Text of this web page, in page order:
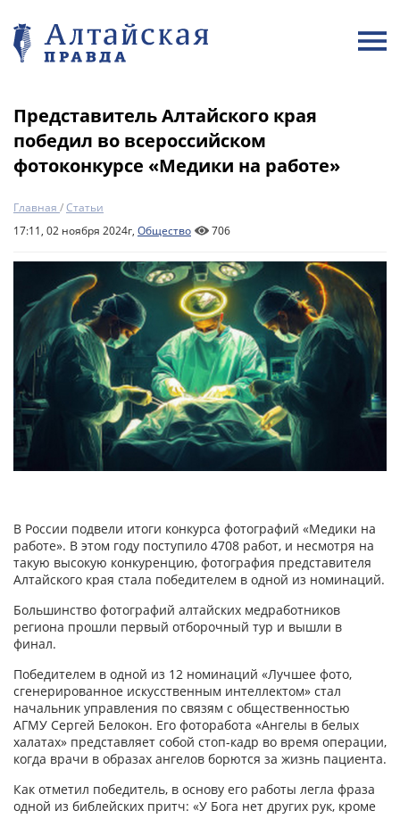
Представитель Алтайского края
победил во всероссийском
фотоконкурсе «Медики на работе»
Главная /Статьи
17:11, 02 ноября 2024г, Общество 706
В России подвели итоги конкурса фотографий «Медики на
работе». В этом году поступило 4708 работ, и несмотря на
такую высокую конкуренцию, фотография представителя
Алтайского края стала победителем в одной из номинаций.
Большинство фотографий алтайских медработников
региона прошли первый отборочный тур и вышли в
финал.
Победителем в одной из 12 номинаций «Лучшее фото,
сгенерированное искусственным интеллектом» стал
начальник управления по связям с общественностью
АГМУ Сергей Белокон. Его фоторабота «Ангелы в белых
халатах» представляет собой стоп-кадр во время операции,
когда врачи в образах ангелов борются за жизнь пациента.
Как отметил победитель, в основу его работы легла фраза
одной из библейских притч: «У Бога нет других рук, кроме